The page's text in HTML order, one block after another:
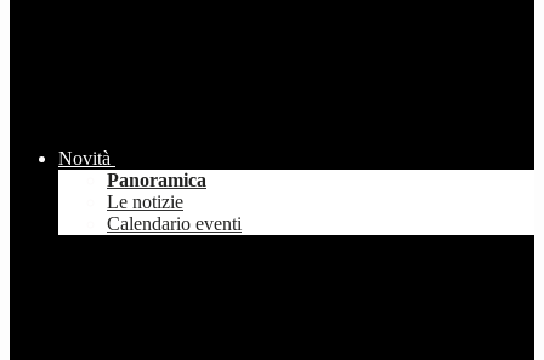
Novità
Panoramica
Le notizie
Calendario eventi